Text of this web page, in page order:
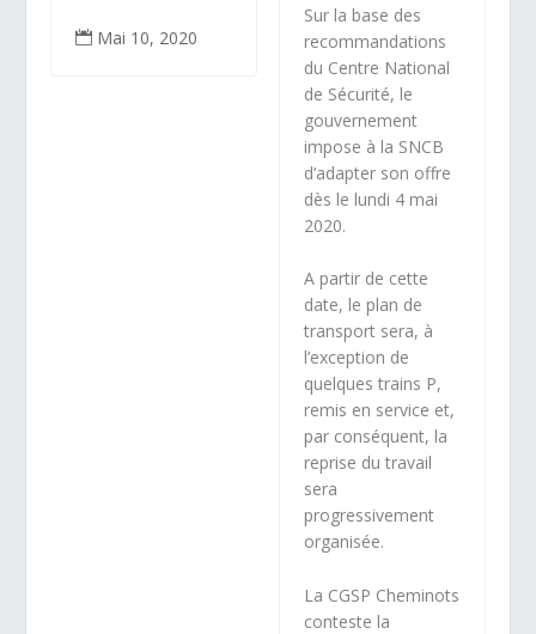
 Mai 10, 2020
Sur la base des
recommandations
du Centre National
de Sécurité, le
gouvernement
impose à la SNCB
d’adapter son offre
dès le lundi 4 mai
2020.
A partir de cette
date, le plan de
transport sera, à
l’exception de
quelques trains P,
remis en service et,
par conséquent, la
reprise du travail
sera
progressivement
organisée.
La CGSP Cheminots
conteste la